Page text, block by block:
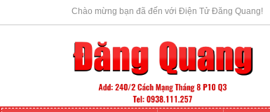
Chào mừng bạn đã đến với Điện Tử Đăng Quang!